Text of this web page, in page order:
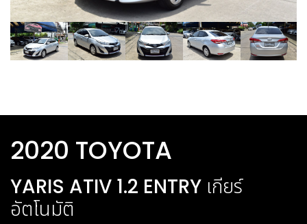
2020 TOYOTA
YARIS ATIV 1.2 ENTRY เกียร์
อัตโนมัติ